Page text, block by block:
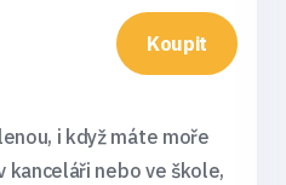
Koupit
i když máte moře
kanceláři nebo ve škole,